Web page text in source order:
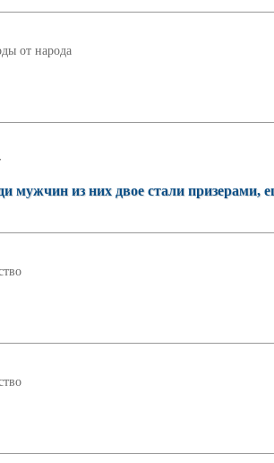
от народа
мужчин из них двое стали призерами,